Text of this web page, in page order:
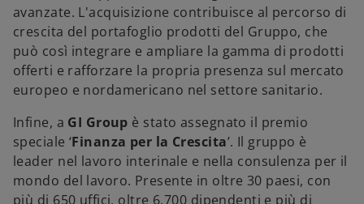
avanzate. L'acquisizione contribuisce al percorso di
crescita del portafoglio prodotti del Gruppo, che
può così integrare e ampliare la gamma di prodotti
offerti e rafforzare la propria presenza sul mercato
europeo e nordamericano nel settore sanitario.
Infine, a GI Group è stato assegnato il premio
speciale ‘Finanza per la Crescita’. Il gruppo è
leader nel lavoro interinale e nella consulenza per il
mondo del lavoro. Presente in oltre 30 paesi, con
più di 650 uffici, oltre 6.700 dipendenti e più di